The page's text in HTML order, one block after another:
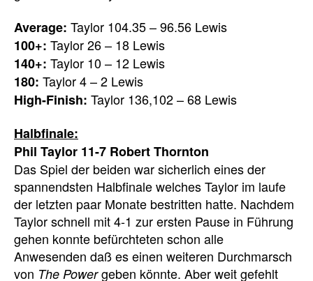
Average: Taylor 104.35 – 96.56 Lewis
100+: Taylor 26 – 18 Lewis
140+: Taylor 10 – 12 Lewis
180: Taylor 4 – 2 Lewis
High-Finish: Taylor 136,102 – 68 Lewis
Halbfinale:
Phil Taylor 11-7 Robert Thornton
Das Spiel der beiden war sicherlich eines der
spannendsten Halbfinale welches Taylor im laufe
der letzten paar Monate bestritten hatte. Nachdem
Taylor schnell mit 4-1 zur ersten Pause in Führung
gehen konnte befürchteten schon alle
Anwesenden daß es einen weiteren Durchmarsch
von The Powergeben könnte. Aber weit gefehlt